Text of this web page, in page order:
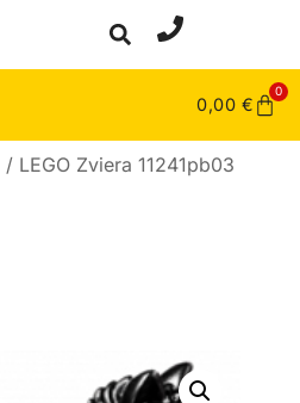
0,00 €
0
/ LEGO Zviera 11241pb03